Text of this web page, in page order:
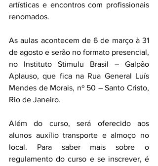
artísticas e encontros com profissionais
renomados.
As aulas acontecem de 6 de março à 31
de agosto e serão no formato presencial,
no Instituto Stimulu Brasil – Galpão
Aplauso, que fica na Rua General Luís
Mendes de Morais, nº 50 – Santo Cristo,
Rio de Janeiro.
Além do curso, será oferecido aos
alunos auxílio transporte e almoço no
local. Para saber mais sobre o
regulamento do curso e se inscrever, é